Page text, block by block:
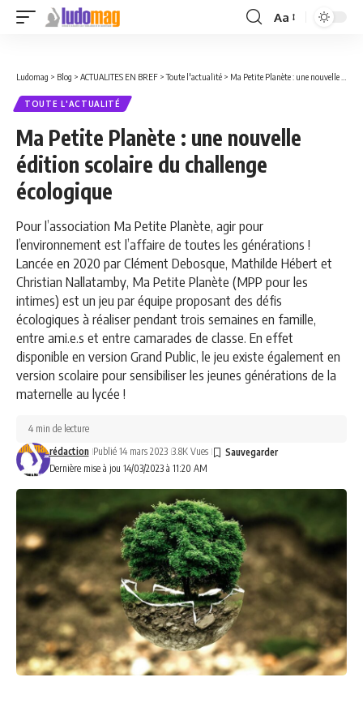
Font
Aa
Ludomag > Blog > ACTUALITES EN BREF >Toute l'actualité > Ma Petite Planète : une nouvelle édition scolaire du challenge écologique
TOUTE L'ACTUALITÉ
Ma Petite Planète : une nouvelle
édition scolaire du challenge
écologique
Pour l’association Ma Petite Planète, agir pour
l’environnement est l’affaire de toutes les générations !
Lancée en 2020 par Clément Debosque, Mathilde Hébert et
Christian Nallatamby, Ma Petite Planète (MPP pour les
intimes) est un jeu par équipe proposant des défis
écologiques à réaliser pendant trois semaines en famille,
entre ami.e.s et entre camarades de classe. En effet
disponible en version Grand Public, le jeu existe également en
version scolaire pour sensibiliser les jeunes générations de la
maternelle au lycée !
Dernière mise à jou 14/03/2023 à 11:20 AM
rédaction Publié 14 mars 2023 3.8K Vues
4 min de lecture